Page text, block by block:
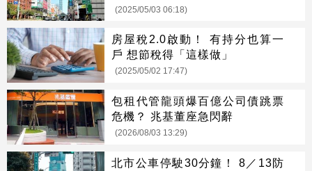
票人恐行政救濟
(2025/05/03 06:18)
房屋稅2.0啟動！ 有持分也算一
戶 想節稅得「這樣做」
(2025/05/02 17:47)
包租代管龍頭爆百億公司債跳票
危機？ 兆基董座急閃辭
(2026/08/03 13:29)
北市公車停駛30分鐘！ 8／13防